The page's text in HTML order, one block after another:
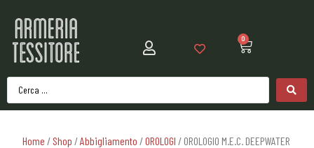
0
Home / Shop /Abbigliamento /OROLOGI / OROLOGIO M.E.C. DEEPWATER